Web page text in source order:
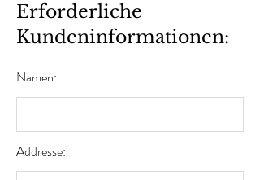
Erforderliche
Kundeninformationen:
Namen:
Addresse: